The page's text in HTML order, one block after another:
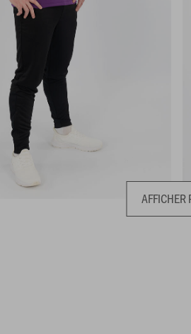
AFFICHER